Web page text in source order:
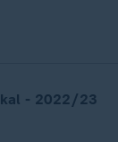
- 2022/23